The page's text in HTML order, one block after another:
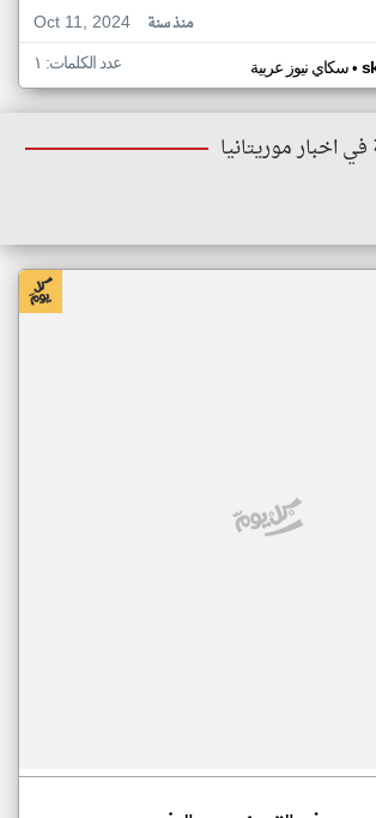
Oct 11, 2024
منذ سنة
سكاي نيوز عربية• عدد الكلمات: ١
اخبار موريتانيا